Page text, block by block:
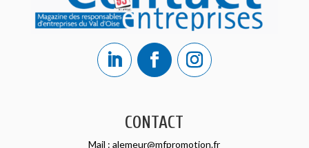
CONTACT
Mail :alemeur@mfpromotion.fr